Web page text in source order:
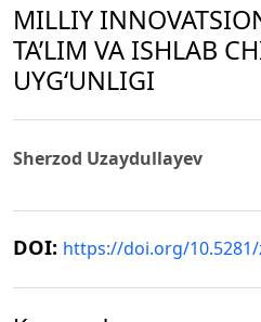
MILLIY
TA’LIM VA ISHLAB
UYG‘UNLIGI
Sherzod Uzaydullayev
DOI: https://doi.org/